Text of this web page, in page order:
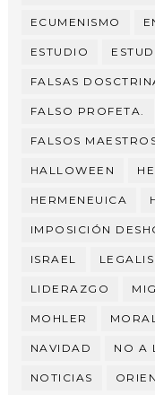
ECUMENISMO
ESTUDIO
FALSAS
FALSO PROFETA.
FALSOS
HALLOWEEN
HERMENEUICA
IMPOSICIÓN
ISRAEL
LIDERAZGO
MOHLER
NAVIDAD NO A
NOTICIAS